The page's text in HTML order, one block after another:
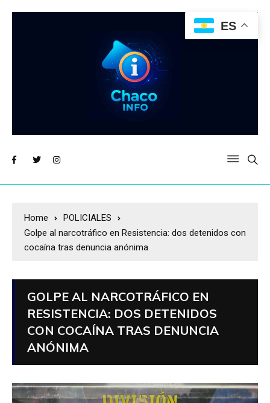
Home
POLICIALES
Golpe al narcotráfico en Resistencia: dos detenidos con
cocaína tras denuncia anónima
GOLPE AL NARCOTRÁFICO EN
RESISTENCIA: DOS DETENIDOS
CON COCAÍNA TRAS DENUNCIA
ANÓNIMA
ES